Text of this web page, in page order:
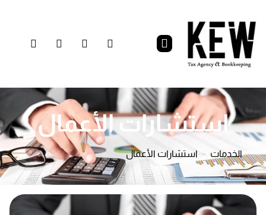
استشارات الأعمال
الخدمات استشارات الأعمال